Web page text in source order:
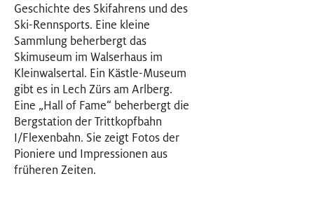
Geschichte des Skifahrens und des
Ski-Rennsports. Eine kleine
Sammlung beherbergt das
Skimuseum im Walserhaus im
Kleinwalsertal. Ein Kästle-Museum
gibt es in Lech Zürs am Arlberg.
Eine „Hall of Fame“ beherbergt die
Bergstation der Trittkopfbahn
I/Flexenbahn. Sie zeigt Fotos der
Pioniere und Impressionen aus
früheren Zeiten.